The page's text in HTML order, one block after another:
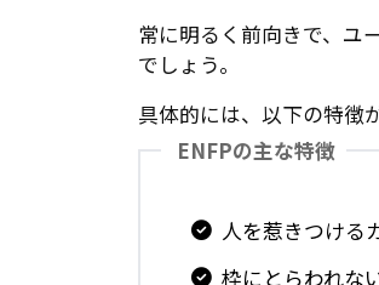
常に明るく前向きで、ユ
でしょう。
具体的には、以下の特徴
ENFPの主な特徴
人を惹きつける
枠にとらわれな